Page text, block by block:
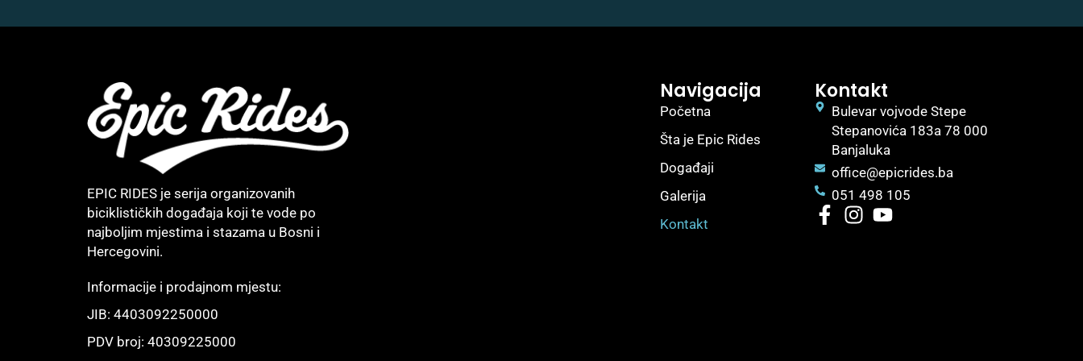
EPIC RIDES je serija organizovanih
biciklističkih događaja koji te vode po
najboljim mjestima i stazama u Bosni i
Hercegovini.
Informacije i prodajnom mjestu:
JIB: 4403092250000
PDV broj: 40309225000
Navigacija
Početna
Šta je Epic Rides
Događaji
Galerija
Kontakt
Kontakt
Bulevar vojvode Stepe
Stepanovića 183a 78 000
Banjaluka
office@epicrides.ba
051 498 105